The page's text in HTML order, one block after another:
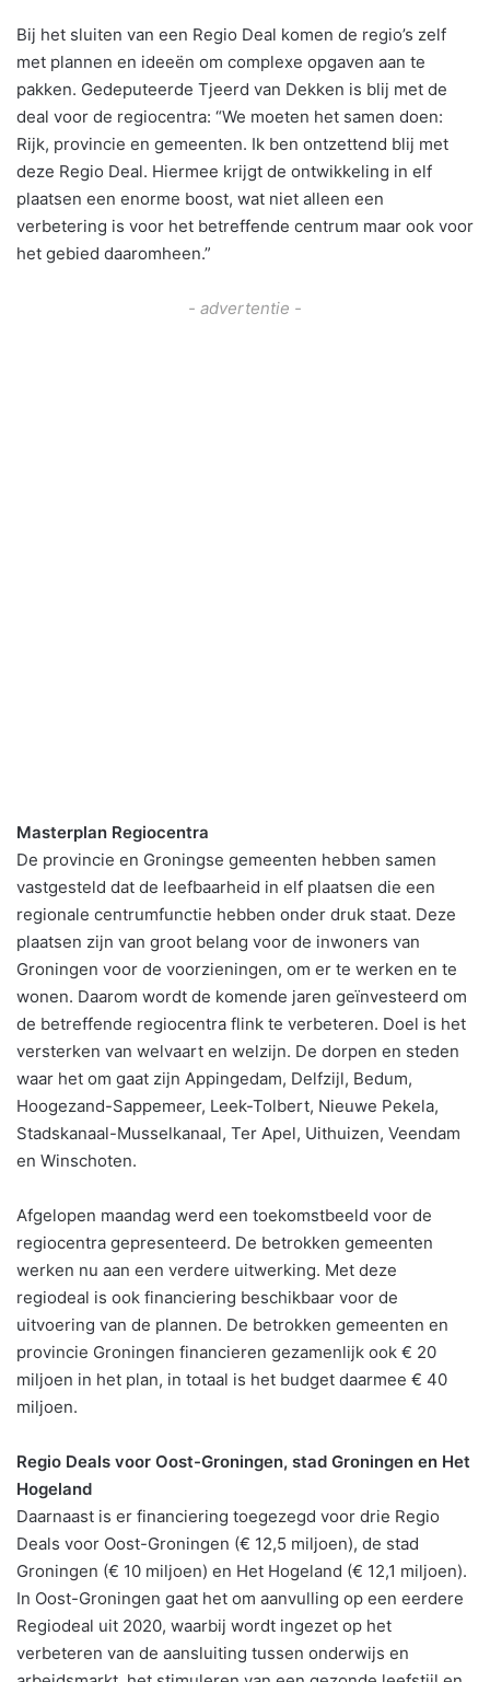
Bij het sluiten van een Regio Deal komen de regio’s zelf
met plannen en ideeën om complexe opgaven aan te
pakken. Gedeputeerde Tjeerd van Dekken is blij met de
deal voor de regiocentra: “We moeten het samen doen:
Rijk, provincie en gemeenten. Ik ben ontzettend blij met
deze Regio Deal. Hiermee krijgt de ontwikkeling in elf
plaatsen een enorme boost, wat niet alleen een
verbetering is voor het betreffende centrum maar ook voor
het gebied daaromheen.”
- advertentie -
Masterplan Regiocentra
De provincie en Groningse gemeenten hebben samen
vastgesteld dat de leefbaarheid in elf plaatsen die een
regionale centrumfunctie hebben onder druk staat. Deze
plaatsen zijn van groot belang voor de inwoners van
Groningen voor de voorzieningen, om er te werken en te
wonen. Daarom wordt de komende jaren geïnvesteerd om
de betreffende regiocentra flink te verbeteren. Doel is het
versterken van welvaart en welzijn. De dorpen en steden
waar het om gaat zijn Appingedam, Delfzijl, Bedum,
Hoogezand-Sappemeer, Leek-Tolbert, Nieuwe Pekela,
Stadskanaal-Musselkanaal, Ter Apel, Uithuizen, Veendam
en Winschoten.
Afgelopen maandag werd een toekomstbeeld voor de
regiocentra gepresenteerd. De betrokken gemeenten
werken nu aan een verdere uitwerking. Met deze
regiodeal is ook financiering beschikbaar voor de
uitvoering van de plannen. De betrokken gemeenten en
provincie Groningen financieren gezamenlijk ook € 20
miljoen in het plan, in totaal is het budget daarmee € 40
miljoen.
Regio Deals voor Oost-Groningen, stad Groningen en Het
Hogeland
Daarnaast is er financiering toegezegd voor drie Regio
Deals voor Oost-Groningen (€ 12,5 miljoen), de stad
Groningen (€ 10 miljoen) en Het Hogeland (€ 12,1 miljoen).
In Oost-Groningen gaat het om aanvulling op een eerdere
Regiodeal uit 2020, waarbij wordt ingezet op het
verbeteren van de aansluiting tussen onderwijs en